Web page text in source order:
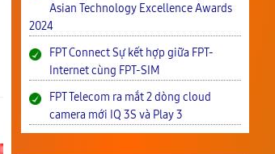
Asian Technology Excellence Awards
2024
FPT Connect Sự kết hợp giữa FPT-
Internet cùng FPT-SIM
FPT Telecom ra mắt 2 dòng cloud
camera mới IQ 3S và Play 3